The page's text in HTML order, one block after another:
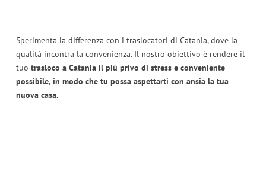
Sperimenta la differenza con i traslocatori di Catania, dove la
qualità incontra la convenienza. Il nostro obiettivo è rendere il
tuo trasloco a Catania il più privo di stress e conveniente
possibile, in modo che tu possa aspettarti con ansia la tua
nuova casa.